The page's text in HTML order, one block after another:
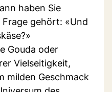
haben Sie
gehört: «Und
Gouda oder
Vielseitigkeit,
milden Geschmack